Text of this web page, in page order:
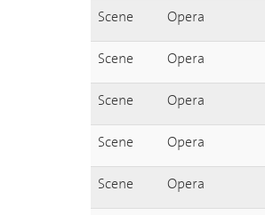
Scene Opera
Scene Opera
Scene Opera
Scene Opera
Scene Opera